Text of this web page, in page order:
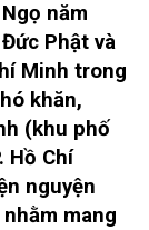
năm
Phật và
Minh trong
khăn,
(khu phố
Hồ Chí
nguyện
mang